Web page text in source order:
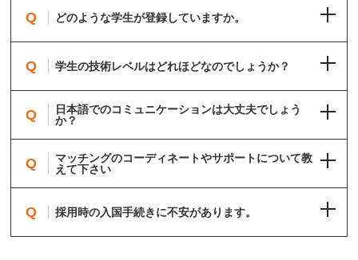
Q どのような学生が登録していますか。
Q 学生の技術レベルはどれほどなのでしょうか？
Q
日本語でのコミュニケーションは大丈夫でしょう
か？
Q
マッチングのコーディネートやサポートについて教
えて下さい
Q 採用時の入国手続きに不安があります。